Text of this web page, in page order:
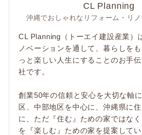
CL Planning
沖縄でおしゃれなリフォーム・リ
CL Planning（トーエイ建設産業）
ノベーションを通して、暮らしを
っと楽しい人生にすることのお手
社です。
創業50年の信頼と安心を大切な軸
区、中部地区を中心に、沖縄県に
に、ただ​『住む』ための家ではな
を『楽しむ』ための家を提案してい